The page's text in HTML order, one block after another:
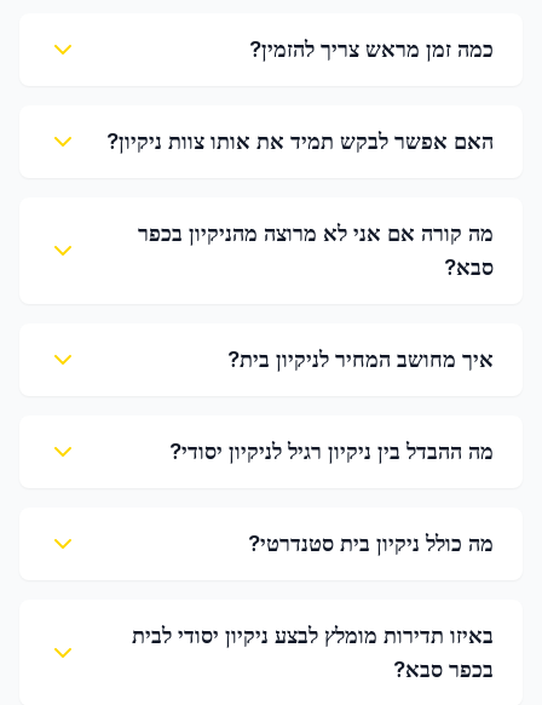
כמה זמן מראש צריך להזמין?
האם אפשר לבקש תמיד את אותו צוות ניקיון?
מה קורה אם אני לא מרוצה מהניקיון בכפר
סבא?
איך מחושב המחיר לניקיון בית?
מה ההבדל בין ניקיון רגיל לניקיון יסודי?
מה כולל ניקיון בית סטנדרטי?
באיזו תדירות מומלץ לבצע ניקיון יסודי לבית
בכפר סבא?